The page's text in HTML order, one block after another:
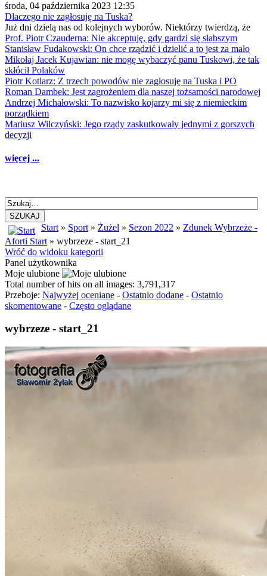
środa, 04 października 2023 12:35
Dlaczego nie zagłosuję na Tuska?
Już dni dzielą nas od kolejnych wyborów. Niektórzy twierdzą, że
Prof. Piotr Czauderna: Nie akceptuję, gdy gardzi się słabszym
Stanisław Fudakowski: On chce rządzić i dzielić a to jest za mało
Mikołaj Jacek Kujawian: nie mogę wybaczyć panu Tuskowi, że tak
skłócił Polaków
Piotr Kotlarz: Z trzech powodów nie zagłosuję na Tuska i PO
Roman Dambek: Jest zagrożeniem dla naszej tożsamości narodowej
Andrzej Michałowski: To nazwisko kojarzy mi się z niemieckim
porządkiem
Mariusz Wilczyński: Jego rządy zaskutkowały jednymi z gorszych
decyzji
więcej ...
SZUKAJ
Start » Sport » Żużel » Sezon 2022 » Zdunek Wybrzeże -
Aforti Start » wybrzeze - start_21
Wróć do widoku kategorii
Panel użytkownika
Moje ulubione
Total number of hits on all images: 3,791,317
Przeboje: Najwyżej oceniane - Ostatnio dodane - Ostatnio
skomentowane - Często oglądane
wybrzeze - start_21